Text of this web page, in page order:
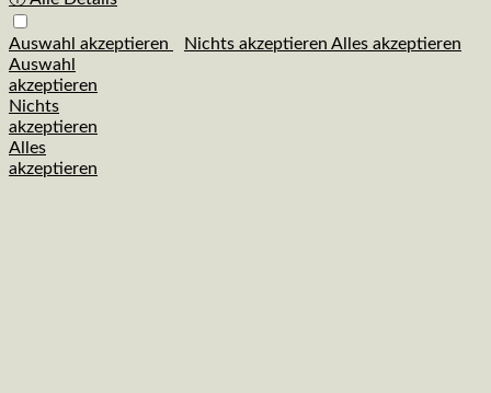
Auswahl akzeptieren Nichts akzeptieren Alles akzeptieren
Auswahl
akzeptieren
Nichts
akzeptieren
Alles
akzeptieren